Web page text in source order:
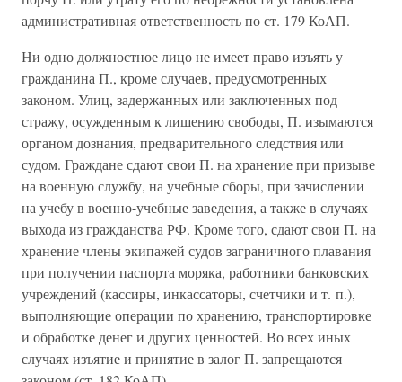
административная ответственность по ст. 179 КоАП.
Ни одно должностное лицо не имеет право изъять у
гражданина П., кроме случаев, предусмотренных
законом. Улиц, задержанных или заключенных под
стражу, осужденным к лишению свободы, П. изымаются
органом дознания, предварительного следствия или
судом. Граждане сдают свои П. на хранение при призыве
на военную службу, на учебные сборы, при зачислении
на учебу в военно-учебные заведения, а также в случаях
выхода из гражданства РФ. Кроме того, сдают свои П. на
хранение члены экипажей судов заграничного плавания
при получении паспорта моряка, работники банковских
учреждений (кассиры, инкассаторы, счетчики и т. п.),
выполняющие операции по хранению, транспортировке
и обработке денег и других ценностей. Во всех иных
случаях изъятие и принятие в залог П. запрещаются